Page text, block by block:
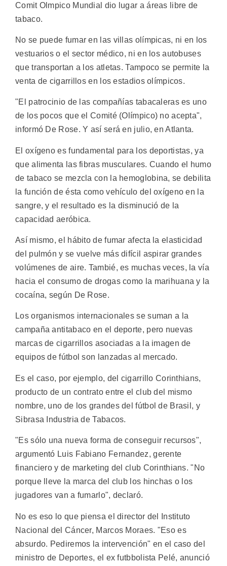
Comit Olmpico Mundial dio lugar a áreas libre de
tabaco.
No se puede fumar en las villas olímpicas, ni en los
vestuarios o el sector médico, ni en los autobuses
que transportan a los atletas. Tampoco se permite la
venta de cigarrillos en los estadios olímpicos.
"El patrocinio de las compañías tabacaleras es uno
de los pocos que el Comité (Olímpico) no acepta",
informó De Rose. Y así será en julio, en Atlanta.
El oxígeno es fundamental para los deportistas, ya
que alimenta las fibras musculares. Cuando el humo
de tabaco se mezcla con la hemoglobina, se debilita
la función de ésta como vehículo del oxígeno en la
sangre, y el resultado es la disminució de la
capacidad aeróbica.
Así mismo, el hábito de fumar afecta la elasticidad
del pulmón y se vuelve más difícil aspirar grandes
volúmenes de aire. Tambié, es muchas veces, la vía
hacia el consumo de drogas como la marihuana y la
cocaína, según De Rose.
Los organismos internacionales se suman a la
campaña antitabaco en el deporte, pero nuevas
marcas de cigarrillos asociadas a la imagen de
equipos de fútbol son lanzadas al mercado.
Es el caso, por ejemplo, del cigarrillo Corinthians,
producto de un contrato entre el club del mismo
nombre, uno de los grandes del fútbol de Brasil, y
Sibrasa Industria de Tabacos.
"Es sólo una nueva forma de conseguir recursos",
argumentó Luis Fabiano Fernandez, gerente
financiero y de marketing del club Corinthians. "No
porque lleve la marca del club los hinchas o los
jugadores van a fumarlo", declaró.
No es eso lo que piensa el director del Instituto
Nacional del Cáncer, Marcos Moraes. "Eso es
absurdo. Pediremos la intervención" en el caso del
ministro de Deportes, el ex futbbolista Pelé, anunció